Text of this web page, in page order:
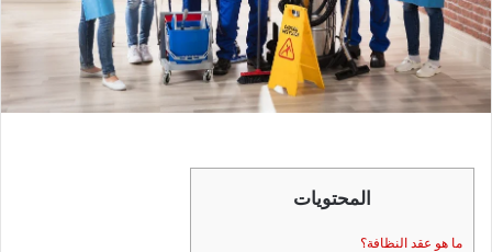
المحتويات
ما هو عقد النظافة؟